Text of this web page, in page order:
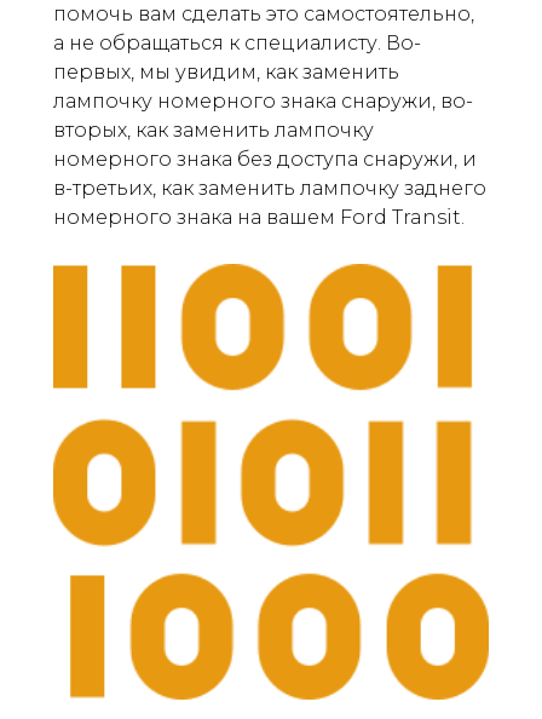
помочь вам сделать это самостоятельно,
а не обращаться к специалисту. Во-
первых, мы увидим, как заменить
лампочку номерного знака снаружи, во-
вторых, как заменить лампочку
номерного знака без доступа снаружи, и
в-третьих, как заменить лампочку заднего
номерного знака на вашем Ford Transit.